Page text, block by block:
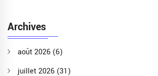
Archives
août 2026 (6)
juillet 2026 (31)